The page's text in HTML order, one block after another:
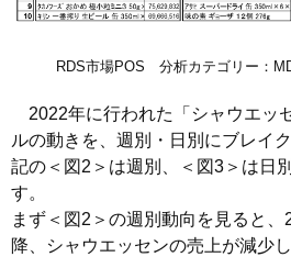
RDS市場POS 分析カテゴリー：
2022年に行われた「シャウエッ
ルの動きを、週別・日別にブレイ
記の＜図2＞は週別、＜図3＞は日
す。
まず＜図2＞の週別動向を見ると
降、シャウエッセンの売上が減少